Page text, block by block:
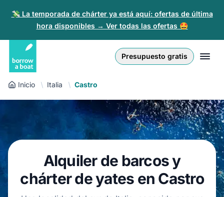
💸 La temporada de chárter ya está aquí: ofertas de última
hora disponibles → Ver todas las ofertas 🤩
Presupuesto gratis
Iniciar sesión
Regístrate
Para partners
Ayuda
ES € EUR
Złoty
English (UK)
Nederlands
Español
Inicio Italia Castro
Alquiler de barcos y
chárter de yates en Castro